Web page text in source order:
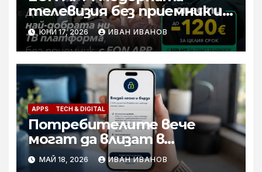
телевизия без приемник и с
повече стойност за всички
потребители
ЮНИ 17, 2026 ИВАН ИВАНОВ
APPS TECH & DIGITAL
Потребителите вече
могат да влизат в
приложението Yettel без
парола
МАЙ 18, 2026 ИВАН ИВАНОВ